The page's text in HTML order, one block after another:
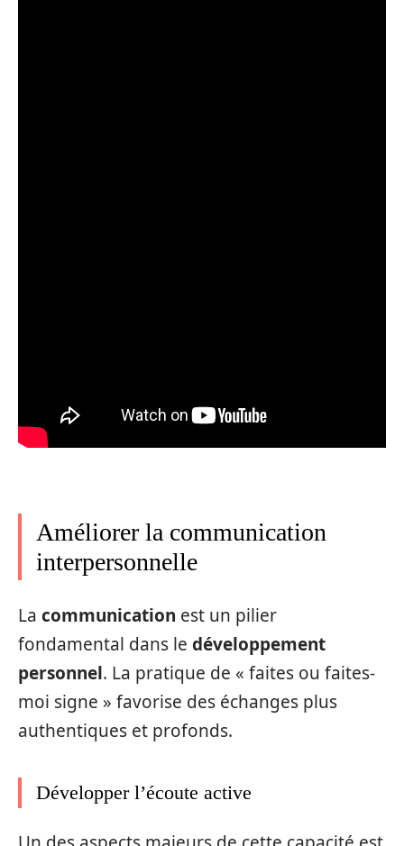
Améliorer la communication
interpersonnelle
La communication est un pilier
fondamental dans le développement
personnel. La pratique de « faites ou faites-
moi signe » favorise des échanges plus
authentiques et profonds.
Développer l’écoute active